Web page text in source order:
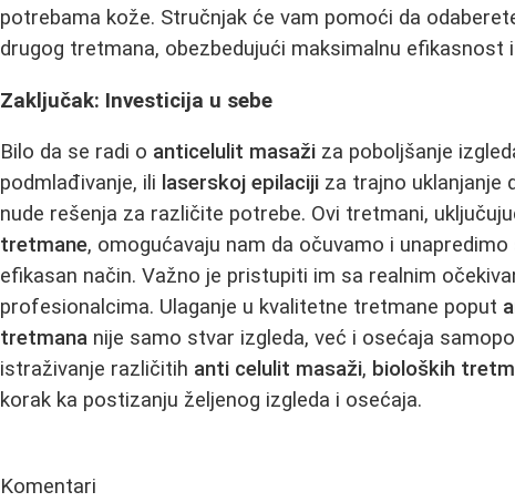
potrebama kože. Stručnjak će vam pomoći da
drugog tretmana, obezbedujući maksimalnu efikasnost
Zaključak: Investicija u sebe
Bilo da se radi o anticelulit masaži za poboljšanje
podmlađivanje, ili laserskoj epilaciji za trajno uklanjanje
nude rešenja za različite potrebe. Ovi tretmani,
tretmane, omogućavaju nam da očuvamo i
efikasan način. Važno je pristupiti im sa realnim
profesionalcima. Ulaganje u kvalitetne tretmane poput
tretmana nije samo stvar izgleda, već i osećaja
istraživanje različitih anti celulit masaži, bioloških
korak ka postizanju željenog izgleda i osećaja.
Komentari